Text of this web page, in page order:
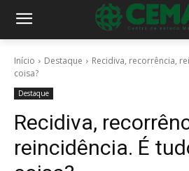
Início Destaque
Recidiva, recorrência,
coisa?
Destaque
Recidiva,
reincidência. É